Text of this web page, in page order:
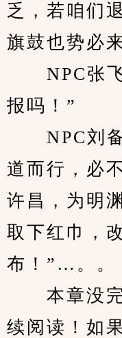
乏，若咱们
旗鼓也势必
NPC张飞
报吗！”
NPC刘备
道而行，必
许昌，为明
取下红巾，
布！”…。。
本章没完
续阅读！如